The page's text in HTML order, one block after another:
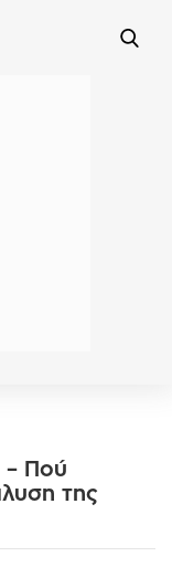
– Πού
της